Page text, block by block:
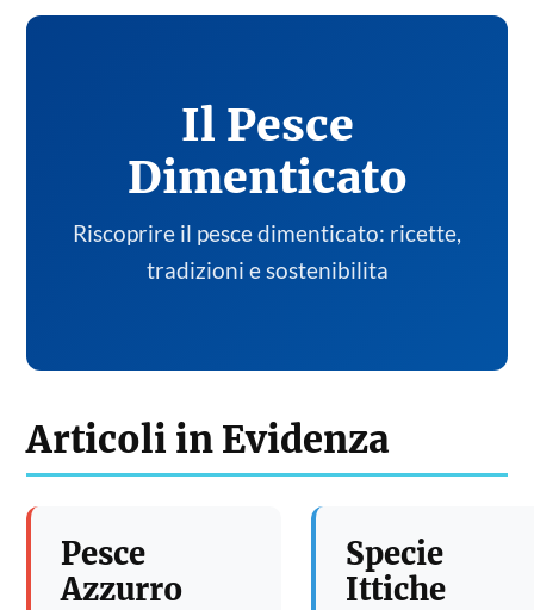
Il Pesce
Dimenticato
Riscoprire il pesce dimenticato: ricette,
tradizioni e sostenibilita
Articoli in Evidenza
Pesce
Azzurro
Specie
Ittiche